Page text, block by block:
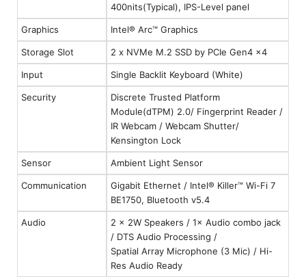
400nits(Typical), IPS-Level panel
Graphics Intel® Arc™ Graphics
Storage Slot 2 x NVMe M.2 SSD by PCIe Gen4 x4
Input Single Backlit Keyboard (White)
Security
Discrete Trusted Platform
Module(dTPM) 2.0/ Fingerprint Reader /
IR Webcam / Webcam Shutter/
Kensington Lock
Sensor Ambient Light Sensor
Communication
Gigabit Ethernet / Intel® Killer™ Wi-Fi 7
BE1750, Bluetooth v5.4
Audio
2 × 2W Speakers / 1× Audio combo jack
/ DTS Audio Processing /
Spatial Array Microphone (3 Mic) / Hi-
Res Audio Ready